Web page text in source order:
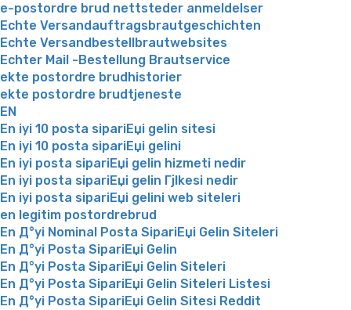
e-postordre brud nettsteder anmeldelser
Echte Versandauftragsbrautgeschichten
Echte Versandbestellbrautwebsites
Echter Mail -Bestellung Brautservice
ekte postordre brudhistorier
ekte postordre brudtjeneste
EN
En iyi 10 posta sipariЕџi gelin sitesi
En iyi 10 posta sipariЕџi gelini
En iyi posta sipariЕџi gelin hizmeti nedir
En iyi posta sipariЕџi gelin Гјlkesi nedir
En iyi posta sipariЕџi gelini web siteleri
en legitim postordrebrud
En Д°yi Nominal Posta SipariЕџi Gelin Siteleri
En Д°yi Posta SipariЕџi Gelin
En Д°yi Posta SipariЕџi Gelin Siteleri
En Д°yi Posta SipariЕџi Gelin Siteleri Listesi
En Д°yi Posta SipariЕџi Gelin Sitesi Reddit